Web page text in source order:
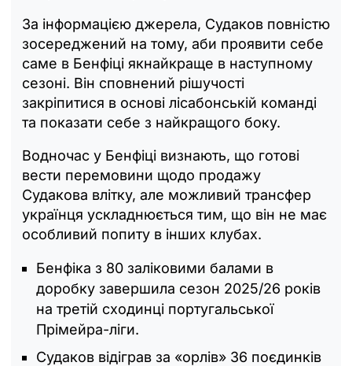
За інформацією джерела, Судаков повністю
зосереджений на тому, аби проявити себе
саме в Бенфіці якнайкраще в наступному
сезоні. Він сповнений рішучості
закріпитися в основі лісабонській команді
та показати себе з найкращого боку.
Водночас у Бенфіці визнають, що готові
вести перемовини щодо продажу
Судакова влітку, але можливий трансфер
українця ускладнюється тим, що він не має
особливий попиту в інших клубах.
Бенфіка з 80 заліковими балами в
доробку завершила сезон 2025/26 років
на третій сходинці португальської
Прімейра-ліги.
Судаков відіграв за «орлів» 36 поєдинків